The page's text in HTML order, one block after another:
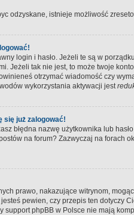
odzyskane, istnieje możliwość
login i hasło. Jeżeli te są w
Jeżeli tak nie jest, to może twoje
otrzymać wiadomość czy
wykorzystania aktywacji jest
się już zalogować!
błędna nazwę użytkownika lub
na forum? Zazwyczaj na
prawo, nakazujące witrynom,
pewien, czy przepis ten dotyczy
support phpBB w Polsce nie mają